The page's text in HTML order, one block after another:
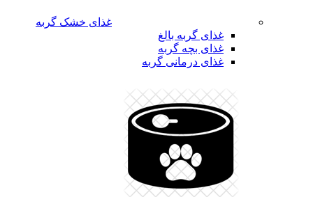
غذای خشک گربه
غذای گربه بالغ
غذای بچه گربه
غذای درمانی گربه